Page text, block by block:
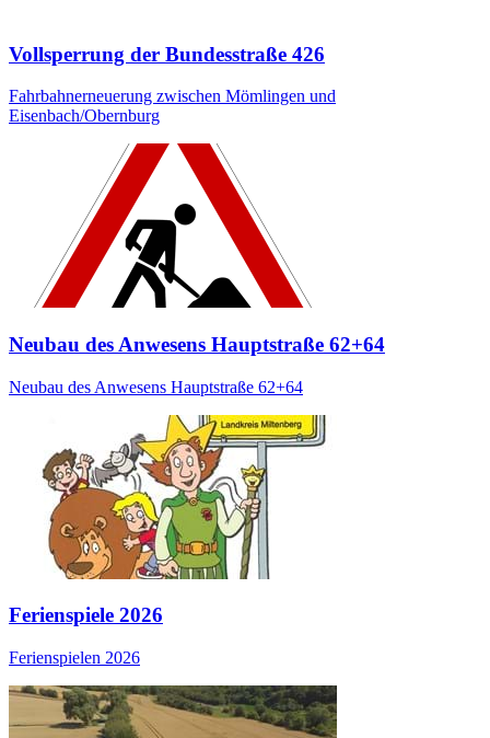
Vollsperrung der Bundesstraße 426
Fahrbahnerneuerung zwischen Mömlingen und
Eisenbach/Obernburg
Neubau des Anwesens Hauptstraße 62+64
Neubau des Anwesens Hauptstraße 62+64
Ferienspiele 2026
Ferienspielen 2026